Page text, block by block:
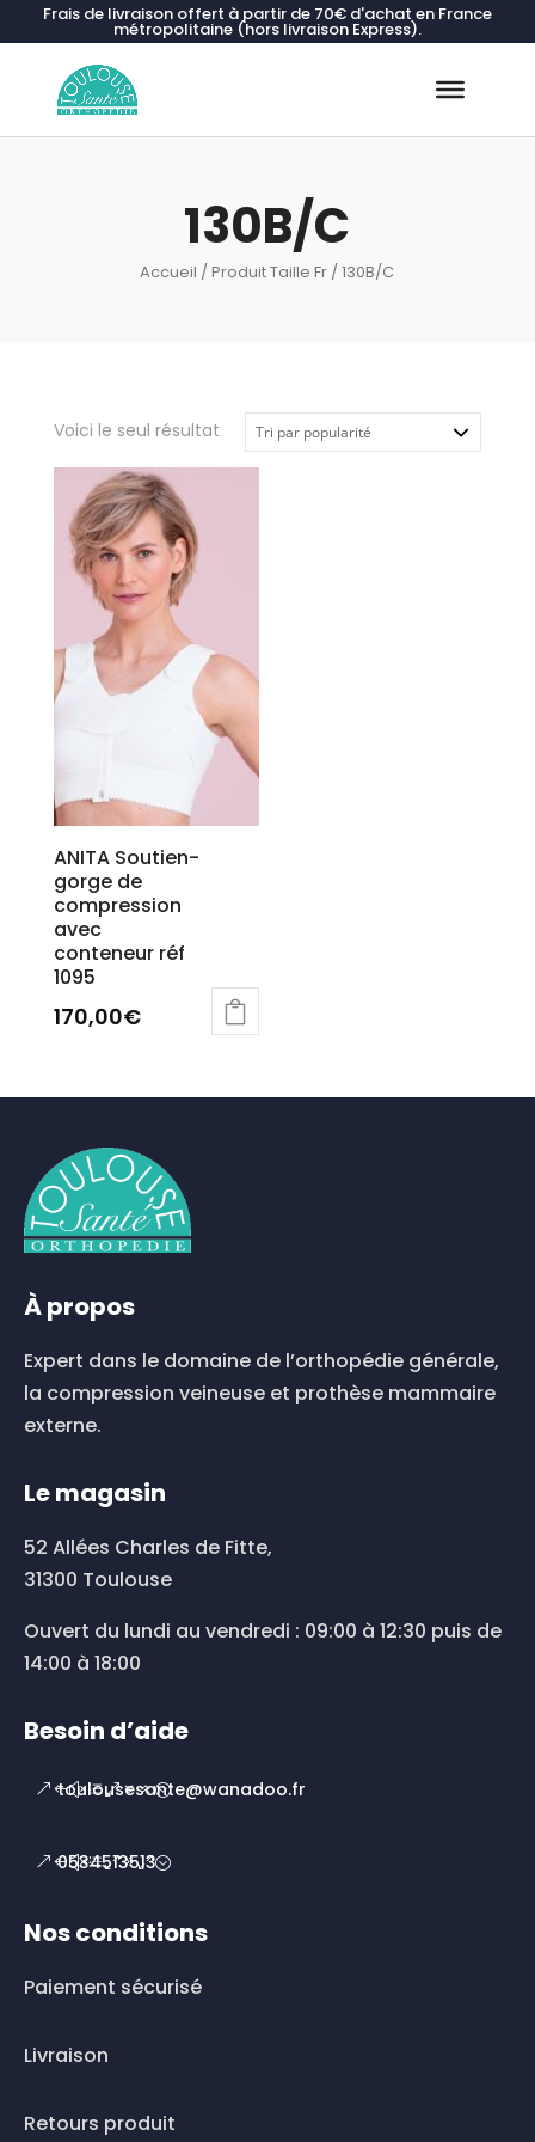
Frais de livraison offert à partir de 70€ d'achat en France
métropolitaine (hors livraison Express).
130B/C
Accueil / Produit Taille Fr / 130B/C
Voici le seul résultat
ANITA Soutien-
gorge de
compression
avec
conteneur réf
1095
170,00€
a
variations.
Les
options
peuvent
être
sur
page
du
À propos
Expert dans le domaine de l’orthopédie générale,
la compression veineuse et prothèse mammaire
externe.
Le magasin
52 Allées Charles de Fitte,
31300 Toulouse
Ouvert du lundi au vendredi : 09:00 à 12:30 puis de
14:00 à 18:00
Besoin d’aide
toulousesante@wanadoo.fr
0534513513
Nos conditions
Paiement sécurisé
Livraison
Retours produit